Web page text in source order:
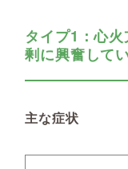
タイプ1：心
剰に興奮して
主な症状